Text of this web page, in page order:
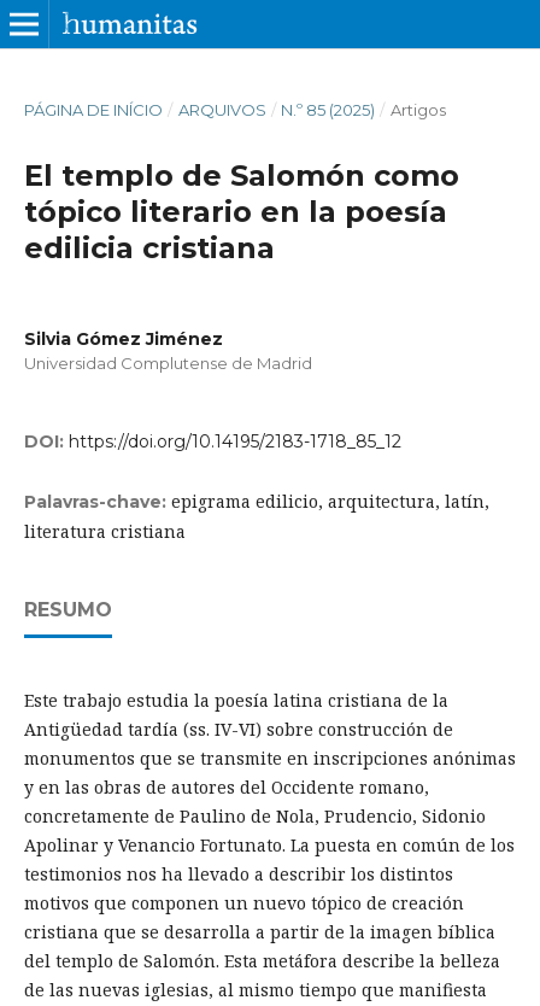
PÁGINA DE INÍCIO / ARQUIVOS / N.º 85 (2025) / Artigos
El templo de Salomón como
tópico literario en la poesía
edilicia cristiana
Silvia Gómez Jiménez
Universidad Complutense de Madrid
DOI: https://doi.org/10.14195/2183-1718_85_12
Palavras-chave: epigrama edilicio, arquitectura, latín,
literatura cristiana
RESUMO
Este trabajo estudia la poesía latina cristiana de la
Antigüedad tardía (ss. IV-VI) sobre construcción de
monumentos que se transmite en inscripciones anónimas
y en las obras de autores del Occidente romano,
concretamente de Paulino de Nola, Prudencio, Sidonio
Apolinar y Venancio Fortunato. La puesta en común de los
testimonios nos ha llevado a describir los distintos
motivos que componen un nuevo tópico de creación
cristiana que se desarrolla a partir de la imagen bíblica
del templo de Salomón. Esta metáfora describe la belleza
de las nuevas iglesias, al mismo tiempo que manifiesta